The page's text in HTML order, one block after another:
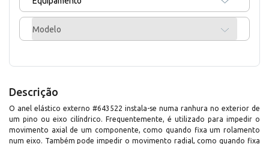
Modelo
Descrição
O anel elástico externo #643522 instala-se numa ranhura no exterior de
um pino ou eixo cilíndrico. Frequentemente, é utilizado para impedir o
movimento axial de um componente, como quando fixa um rolamento
num eixo. Também pode impedir o movimento radial, como quando fixa